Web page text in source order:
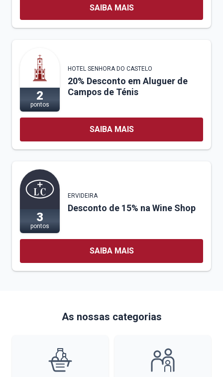
SAIBA MAIS
2
pontos
HOTEL SENHORA DO CASTELO
20% Desconto em Aluguer de
Campos de Ténis
SAIBA MAIS
3
pontos
ERVIDEIRA
Desconto de 15% na Wine Shop
SAIBA MAIS
As nossas categorias